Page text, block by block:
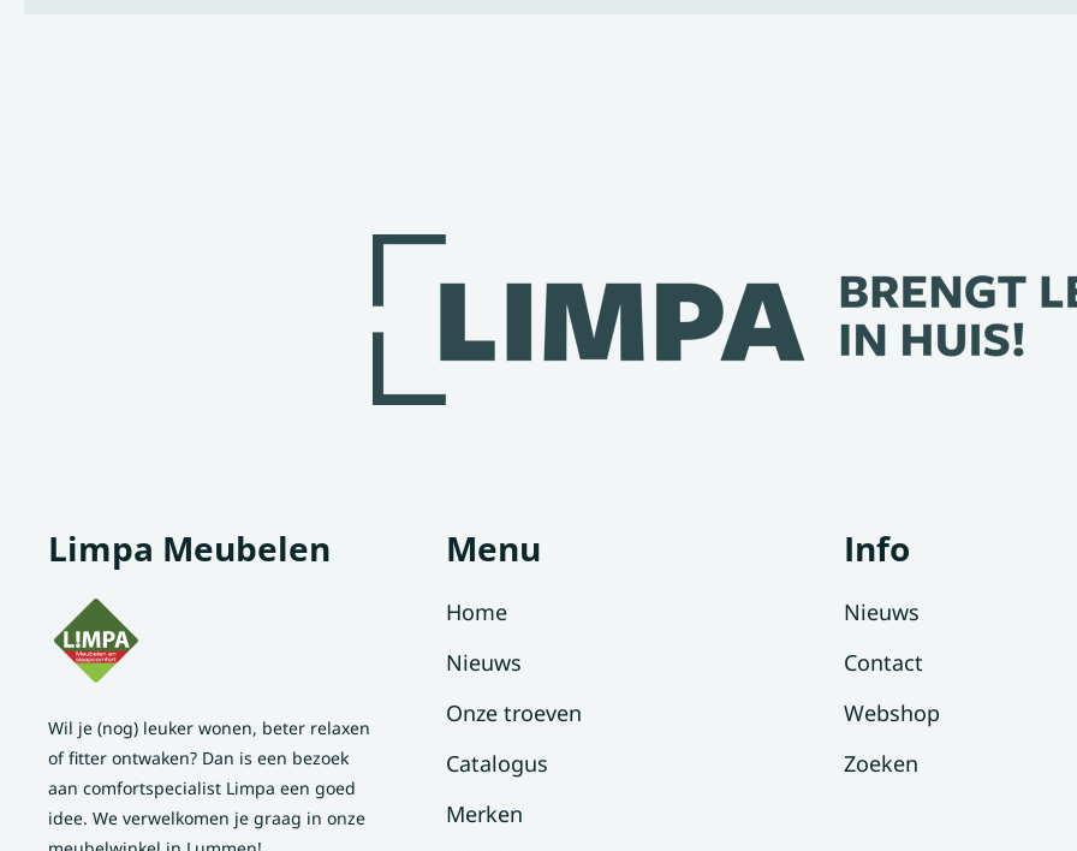
Limpa Meubelen
Wil je (nog) leuker wonen, beter relaxen
of fitter ontwaken? Dan is een bezoek
aan comfortspecialist Limpa een goed
idee. We verwelkomen je graag in onze
Menu
Home
Nieuws
Onze troeven
Catalogus
Merken
Info
Nieuws
Contact
Webshop
Zoeken